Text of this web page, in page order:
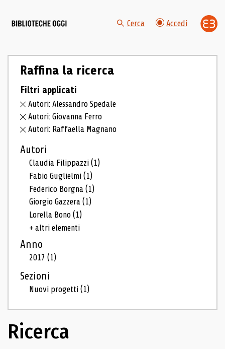
Cerca Accedi
Raffina la ricerca
Filtri applicati
Autori: Alessandro Spedale
Autori: Giovanna Ferro
Autori: Raffaella Magnano
Autori
Claudia Filippazzi(1)
Fabio Guglielmi(1)
Federico Borgna(1)
Giorgio Gazzera(1)
Lorella Bono(1)
+ altri elementi
Anno
2017(1)
Sezioni
Nuovi progetti(1)
Ricerca